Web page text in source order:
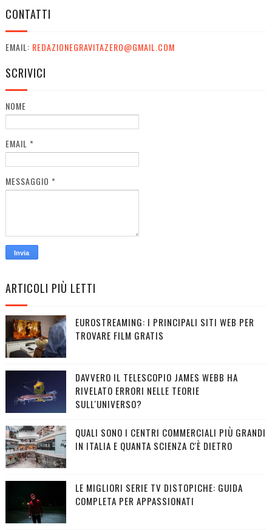
CONTATTI
EMAIL: REDAZIONEGRAVITAZERO@GMAIL.COM
SCRIVICI
NOME
EMAIL *
MESSAGGIO *
ARTICOLI PIÙ LETTI
EUROSTREAMING: I PRINCIPALI SITI WEB PER
TROVARE FILM GRATIS
DAVVERO IL TELESCOPIO JAMES WEBB HA
RIVELATO ERRORI NELLE TEORIE
SULL'UNIVERSO?
QUALI SONO I CENTRI COMMERCIALI PIÙ GRANDI
IN ITALIA E QUANTA SCIENZA C'È DIETRO
LE MIGLIORI SERIE TV DISTOPICHE: GUIDA
COMPLETA PER APPASSIONATI